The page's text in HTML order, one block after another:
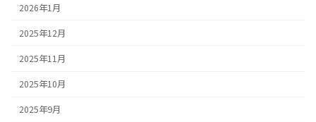
2026年1月
2025年12月
2025年11月
2025年10月
2025年9月